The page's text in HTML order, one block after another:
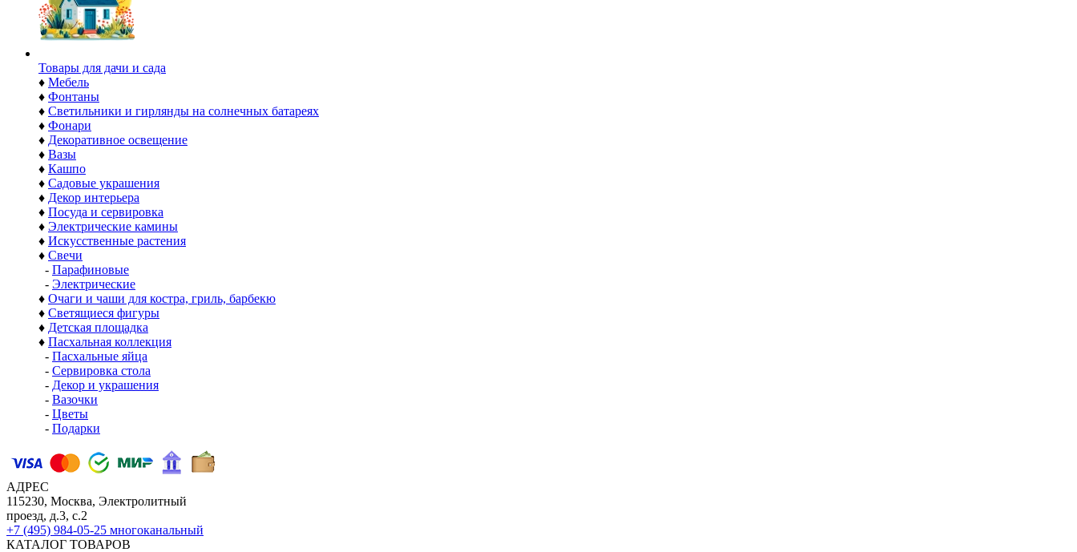
Товары для дачи и сада
♦ Мебель
♦ Фонтаны
♦ Светильники и гирлянды на солнечных батареях
♦ Фонари
♦ Декоративное освещение
♦ Вазы
♦ Кашпо
♦ Садовые украшения
♦ Декор интерьера
♦ Посуда и сервировка
♦ Электрические камины
♦ Искусственные растения
♦ Свечи
- Парафиновые
- Электрические
♦ Очаги и чаши для костра, гриль, барбекю
♦ Светящиеся фигуры
♦ Детская площадка
♦ Пасхальная коллекция
- Пасхальные яйца
- Сервировка стола
- Декор и украшения
- Вазочки
- Цветы
- Подарки
АДРЕС
115230, Москва, Электролитный
проезд, д.3, с.2
+7 (495) 984-05-25 многоканальный
КАТАЛОГ ТОВАРОВ